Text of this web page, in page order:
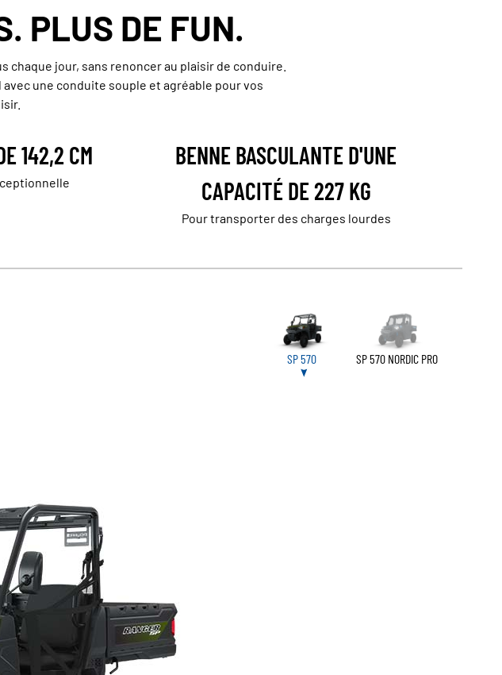
PLUS DE FUN.
chaque jour, sans renoncer au plaisir de conduire.
une conduite souple et agréable pour vos
142,2 CM
BENNE BASCULANTE D'UNE
CAPACITÉ DE 227 KG
Pour transporter des charges lourdes
SP 570 SP 570 NORDIC PRO